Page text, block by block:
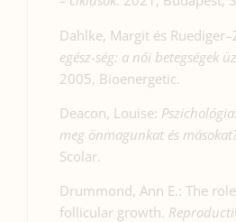
Dahlke, Margit és
egész-ség: a női betegségek
2005, Bioenergetic.
Deacon, Louise:
meg önmagunkat és
Scolar.
Drummond, Ann E.: The
follicular growth.